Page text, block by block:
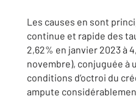
Les causes en sont
continue et rapide des
2,62% en janvier 2023 à
novembre), conjuguée à
conditions d’octroi du
ampute